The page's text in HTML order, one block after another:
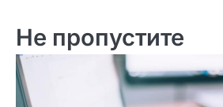
и
г
а
Не пропустите